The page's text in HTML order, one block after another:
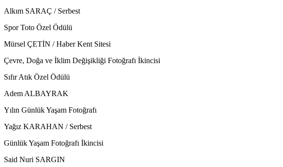
Alkım SARAÇ / Serbest
Spor Toto Özel Ödülü
Mürsel ÇETİN / Haber Kent Sitesi
Çevre, Doğa ve İklim Değişikliği Fotoğrafı İkincisi
Sıfır Atık Özel Ödülü
Adem ALBAYRAK
Yılın Günlük Yaşam Fotoğrafı
Yağız KARAHAN / Serbest
Günlük Yaşam Fotoğrafı İkincisi
Said Nuri SARGIN